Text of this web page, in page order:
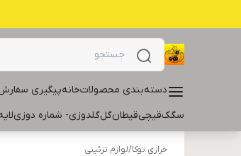
دسته‌بندی محصولاتخانهپیگیری
سگکقیچیقیطانگلگلدوزی- شماره دوزی
خرازی توکا/لوازم تزئینی